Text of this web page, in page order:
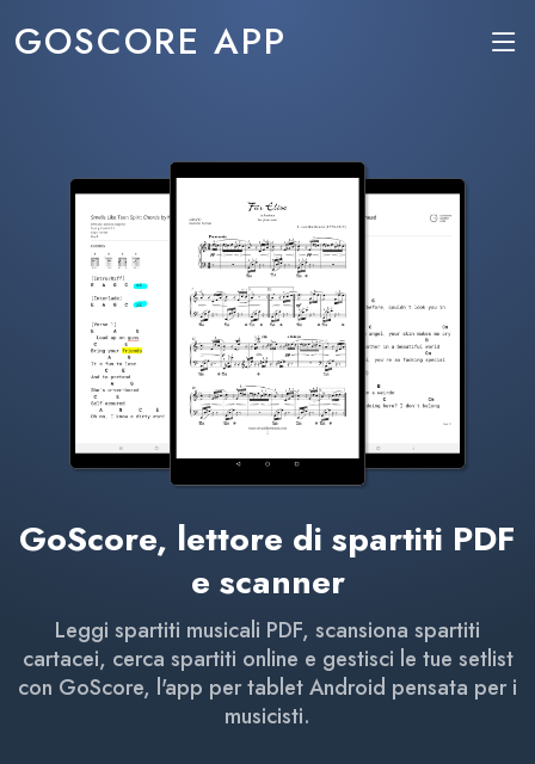
GOSCORE APP
GoScore, lettore di spartiti PDF
e scanner
Leggi spartiti musicali PDF, scansiona spartiti
cartacei, cerca spartiti online e gestisci le tue setlist
con GoScore, l'app per tablet Android pensata per i
musicisti.